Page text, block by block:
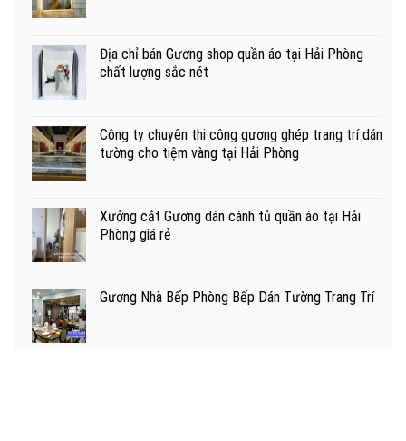
Địa chỉ bán Gương shop quần áo tại Hải Phòng
chất lượng sắc nét
Công ty chuyên thi công gương ghép trang trí dán
tường cho tiệm vàng tại Hải Phòng
Xưởng cắt Gương dán cánh tủ quần áo tại Hải
Phòng giá rẻ
Gương Nhà Bếp Phòng Bếp Dán Tường Trang Trí